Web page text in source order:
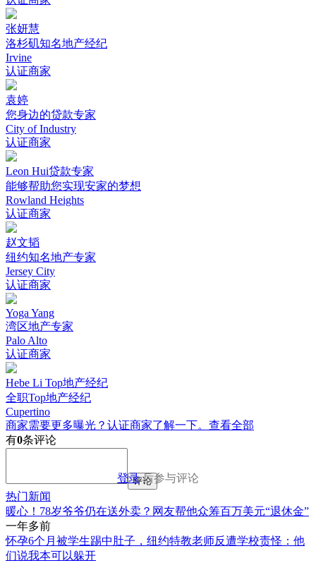
张妍慧
洛杉矶知名地产经纪
Irvine
认证商家
袁婷
您身边的贷款专家
City of Industry
认证商家
Leon Hui贷款专家
能够帮助您实现安家的梦想
Rowland Heights
认证商家
赵文韬
纽约知名地产专家
Jersey City
认证商家
Yoga Yang
湾区地产专家
Palo Alto
认证商家
Hebe Li Top地产经纪
全职Top地产经纪
Cupertino
商家需要更多曝光？认证商家了解一下。 查看全部
有0条评论
登录后参与评论
评论
热门新闻
暖心！78岁爷爷仍在送外卖？网友帮他众筹百万美元“退休金”
一年多前
怀孕6个月被学生踢中肚子，纽约特教老师反遭学校责怪：他
们说我本可以躲开